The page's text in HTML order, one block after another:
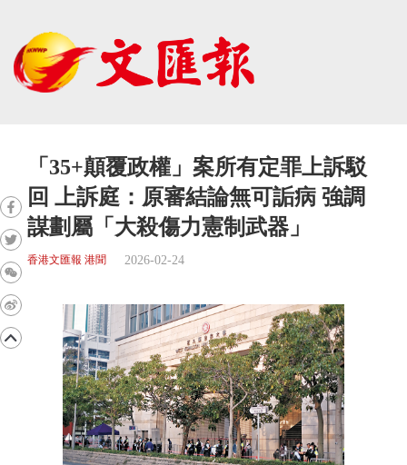
「35+顛覆政權」案所有定罪上訴駁
回 上訴庭：原審結論無可詬病 強調
謀劃屬「大殺傷力憲制武器」
香港文匯報 港聞 2026-02-24